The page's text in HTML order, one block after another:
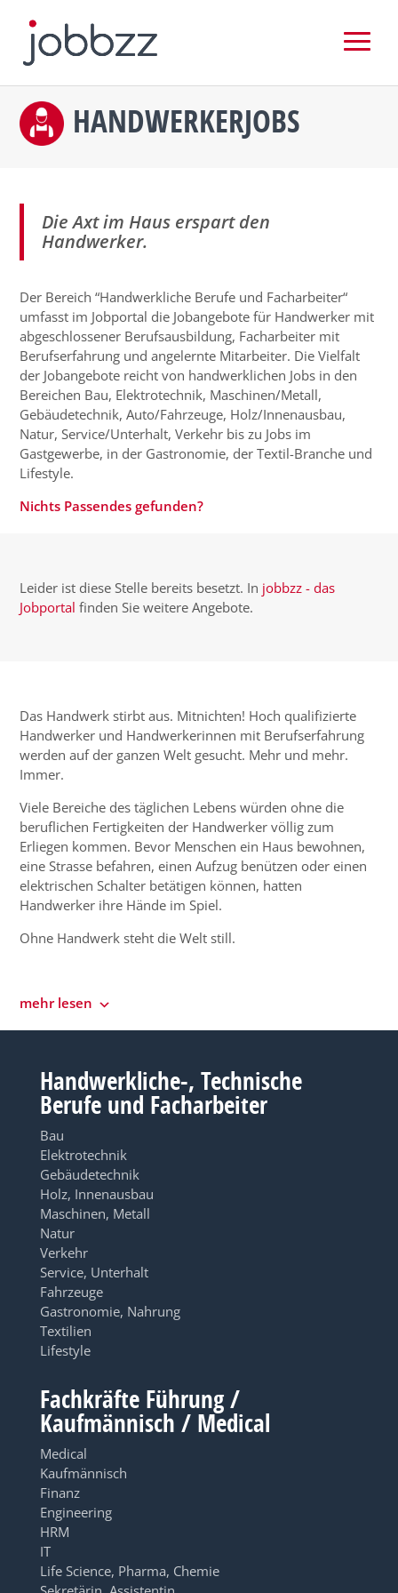
HANDWERKERJOBS
Die Axt im Haus erspart den
Handwerker.
Der Bereich “Handwerkliche Berufe und Facharbeiter“
umfasst im Jobportal die Jobangebote für Handwerker mit
abgeschlossener Berufsausbildung, Facharbeiter mit
Berufserfahrung und angelernte Mitarbeiter. Die Vielfalt
der Jobangebote reicht von handwerklichen Jobs in den
Bereichen Bau, Elektrotechnik, Maschinen/Metall,
Gebäudetechnik, Auto/Fahrzeuge, Holz/Innenausbau,
Natur, Service/Unterhalt, Verkehr bis zu Jobs im
Gastgewerbe, in der Gastronomie, der Textil-Branche und
Lifestyle.
Nichts Passendes gefunden?
Leider ist diese Stelle bereits besetzt. In jobbzz - das
Jobportal finden Sie weitere Angebote.
Das Handwerk stirbt aus. Mitnichten! Hoch qualifizierte
Handwerker und Handwerkerinnen mit Berufserfahrung
werden auf der ganzen Welt gesucht. Mehr und mehr.
Immer.
Viele Bereiche des täglichen Lebens würden ohne die
beruflichen Fertigkeiten der Handwerker völlig zum
Erliegen kommen. Bevor Menschen ein Haus bewohnen,
eine Strasse befahren, einen Aufzug benützen oder einen
elektrischen Schalter betätigen können, hatten
Handwerker ihre Hände im Spiel.
Ohne Handwerk steht die Welt still.
mehr lesen
Handwerkliche-, Technische
Berufe und Facharbeiter
Bau
Elektrotechnik
Gebäudetechnik
Holz, Innenausbau
Maschinen, Metall
Natur
Verkehr
Service, Unterhalt
Fahrzeuge
Gastronomie, Nahrung
Textilien
Lifestyle
Fachkräfte Führung /
Kaufmännisch / Medical
Medical
Kaufmännisch
Finanz
Engineering
HRM
IT
Life Science, Pharma, Chemie